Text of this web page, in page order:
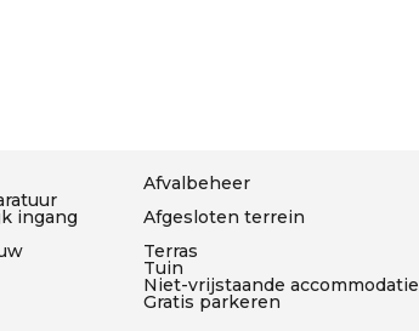
Afvalbeheer
ingang
Afgesloten terrein
Terras
Tuin
Niet-vrijstaande accommodatie
Gratis parkeren